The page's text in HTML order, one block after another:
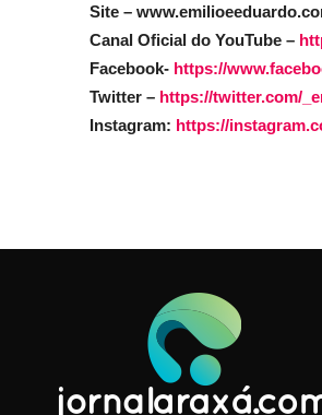
Site –
Canal Oficial do YouTube –
Facebook- https://
Twitter – https://twitter.com/
Instagram: https://